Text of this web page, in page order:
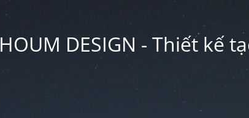
HOUM DESIGN - Thiết kế